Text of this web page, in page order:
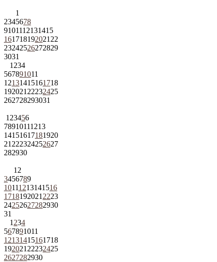
1
2345678
9101112131415
161718192021 22
23242526272829
3031
1 234
567891011
12131415161718
192021 22232425
262728293031
1 23456
78910111213
14151617181920
21 222324252627
282930
1 2
3456789
10111213141516
1718192021 2223
24252627282930
31
1 234
567891011
12131415161718
192021 22232425
2627282930